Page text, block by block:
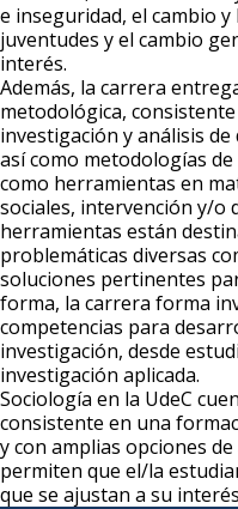
e inseguridad, el cambio
juventudes y el cambio
interés.
Además, la carrera
metodológica,
investigación y análisis
así como metodologías
como herramientas en
sociales, intervención y/o
herramientas están
problemáticas diversas
soluciones pertinentes
forma, la carrera forma
competencias para
investigación, desde
investigación aplicada.
Sociología en la UdeC
consistente en una
y con amplias opciones
permiten que el/la
que se ajustan a su